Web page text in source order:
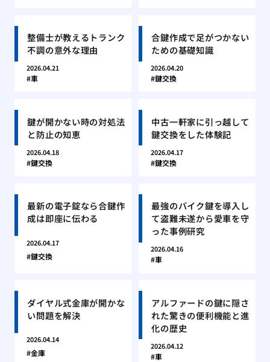
整備士が教えるトランク
不調の意外な理由
2026.04.21
車
合鍵作成で足がつかない
ための基礎知識
2026.04.20
鍵交換
鍵が開かない時の対処法
と防止の知恵
2026.04.18
鍵交換
中古一軒家に引っ越して
鍵交換をした体験記
2026.04.17
鍵交換
最新の電子錠なら合鍵作
成は即座に伝わる
2026.04.17
鍵交換
最強のバイク鍵を導入し
て盗難未遂から愛車を守
った事例研究
2026.04.16
車
ダイヤル式金庫が開かな
い問題を解決
2026.04.14
金庫
アルファードの鍵に隠さ
れた驚きの便利機能と進
化の歴史
2026.04.12
車